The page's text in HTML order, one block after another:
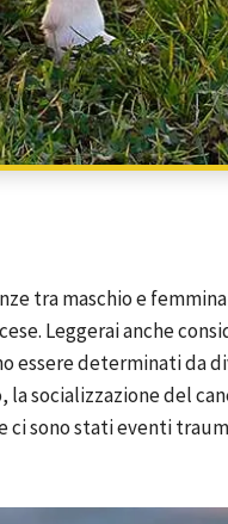
tra maschio e
Leggerai anche
essere determinati da
socializzazione del
sono stati eventi